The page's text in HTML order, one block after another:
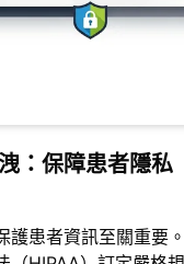
：保障患者隱私
護患者資訊至關重要